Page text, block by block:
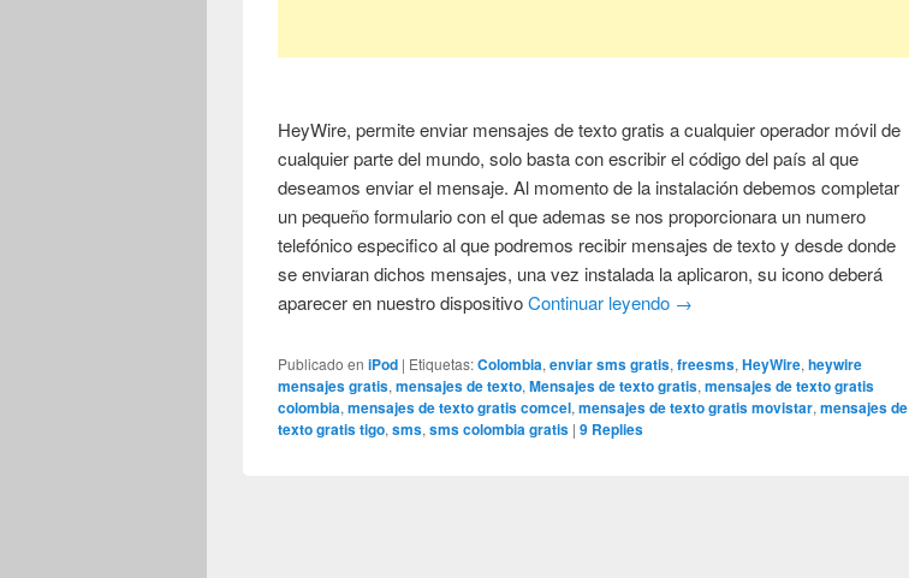
HeyWire, permite enviar mensajes de texto gratis a cualquier operador móvil de
cualquier parte del mundo, solo basta con escribir el código del país al que
deseamos enviar el mensaje. Al momento de la instalación debemos completar
un pequeño formulario con el que ademas se nos proporcionara un numero
telefónico especifico al que podremos recibir mensajes de texto y desde donde
se enviaran dichos mensajes, una vez instalada la aplicaron, su icono deberá
aparecer en nuestro dispositivoContinuar leyendo →
Publicado en iPod | Etiquetas:Colombia,enviar sms gratis,freesms,HeyWire,heywire
mensajes gratis,mensajes de texto,Mensajes de texto gratis,mensajes de texto gratis
colombia,mensajes de texto gratis comcel,mensajes de texto gratis movistar,mensajes de
texto gratis tigo,sms,sms colombia gratis |9 Replies